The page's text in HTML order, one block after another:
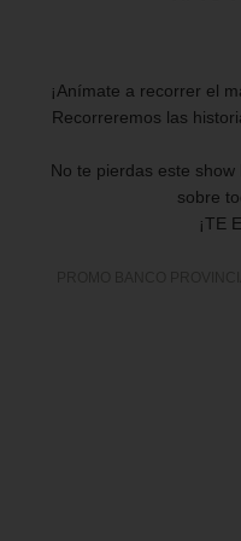
¡Anímate a recorrer el
Recorreremos las
No te pierdas este
sobre
¡TE